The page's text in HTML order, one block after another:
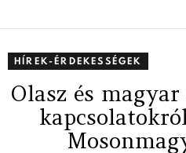
HÍREK-ÉRDEKESSÉGEK
Olasz és